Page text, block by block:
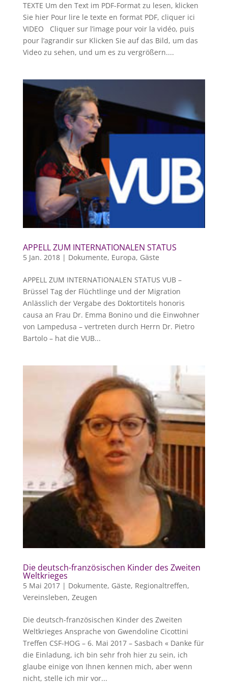
TEXTE Um den Text im PDF-Format zu lesen, klicken
Sie hier Pour lire le texte en format PDF, cliquer ici
VIDEO Cliquer sur l’image pour voir la vidéo, puis
pour l’agrandir sur Klicken Sie auf das Bild, um das
Video zu sehen, und um es zu vergrößern....
APPELL ZUM INTERNATIONALEN STATUS
5 Jan. 2018| Dokumente, Europa, Gäste
APPELL ZUM INTERNATIONALEN STATUS VUB –
Brüssel Tag der Flüchtlinge und der Migration
Anlässlich der Vergabe des Doktortitels honoris
causa an Frau Dr. Emma Bonino und die Einwohner
von Lampedusa – vertreten durch Herrn Dr. Pietro
Bartolo – hat die VUB...
Die deutsch-französischen Kinder des Zweiten
Weltkrieges
5 Mai 2017| Dokumente, Gäste, Regionaltreffen,
Vereinsleben, Zeugen
Die deutsch-französischen Kinder des Zweiten
Weltkrieges Ansprache von Gwendoline Cicottini
Treffen CSF-HOG – 6. Mai 2017 – Sasbach « Danke für
die Einladung, ich bin sehr froh hier zu sein, ich
glaube einige von Ihnen kennen mich, aber wenn
nicht, stelle ich mir vor...